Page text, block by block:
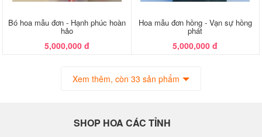
Bó hoa mẫu đơn - Hạnh phúc hoàn
hảo
5,000,000 đ
Hoa mẫu đơn hồng - Vạn sự hồng
phát
5,000,000 đ
Xem thêm, còn 33 sản phẩm
SHOP HOA CÁC TỈNH